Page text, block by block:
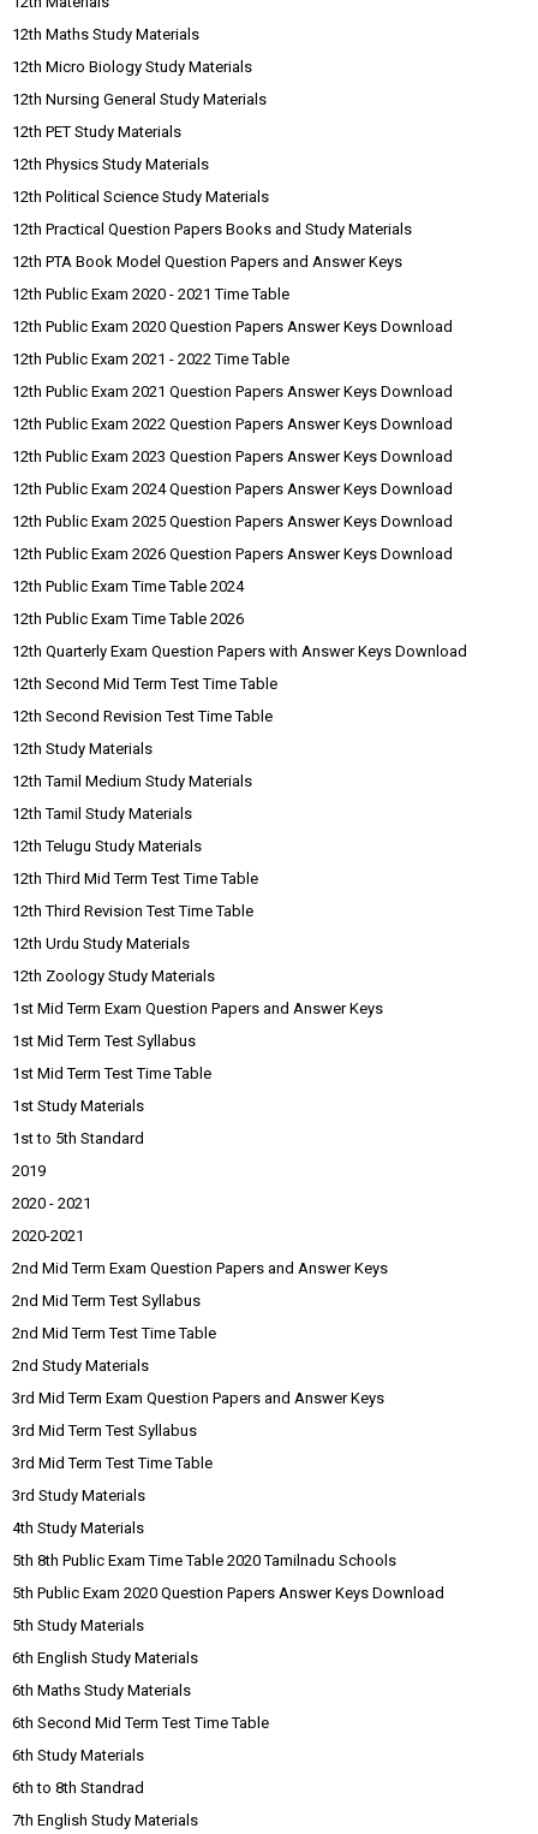
12th Maths Study Materials
12th Micro Biology Study Materials
12th Nursing General Study Materials
12th PET Study Materials
12th Physics Study Materials
12th Political Science Study Materials
12th Practical Question Papers Books and Study Materials
12th PTA Book Model Question Papers and Answer Keys
12th Public Exam 2020 - 2021 Time Table
12th Public Exam 2020 Question Papers Answer Keys Download
12th Public Exam 2021 - 2022 Time Table
12th Public Exam 2021 Question Papers Answer Keys Download
12th Public Exam 2022 Question Papers Answer Keys Download
12th Public Exam 2023 Question Papers Answer Keys Download
12th Public Exam 2024 Question Papers Answer Keys Download
12th Public Exam 2025 Question Papers Answer Keys Download
12th Public Exam 2026 Question Papers Answer Keys Download
12th Public Exam Time Table 2024
12th Public Exam Time Table 2026
12th Quarterly Exam Question Papers with Answer Keys Download
12th Second Mid Term Test Time Table
12th Second Revision Test Time Table
12th Study Materials
12th Tamil Medium Study Materials
12th Tamil Study Materials
12th Telugu Study Materials
12th Third Mid Term Test Time Table
12th Third Revision Test Time Table
12th Urdu Study Materials
12th Zoology Study Materials
1st Mid Term Exam Question Papers and Answer Keys
1st Mid Term Test Syllabus
1st Mid Term Test Time Table
1st Study Materials
1st to 5th Standard
2019
2020 - 2021
2020-2021
2nd Mid Term Exam Question Papers and Answer Keys
2nd Mid Term Test Syllabus
2nd Mid Term Test Time Table
2nd Study Materials
3rd Mid Term Exam Question Papers and Answer Keys
3rd Mid Term Test Syllabus
3rd Mid Term Test Time Table
3rd Study Materials
4th Study Materials
5th 8th Public Exam Time Table 2020 Tamilnadu Schools
5th Public Exam 2020 Question Papers Answer Keys Download
5th Study Materials
6th English Study Materials
6th Maths Study Materials
6th Second Mid Term Test Time Table
6th Study Materials
6th to 8th Standrad
7th English Study Materials